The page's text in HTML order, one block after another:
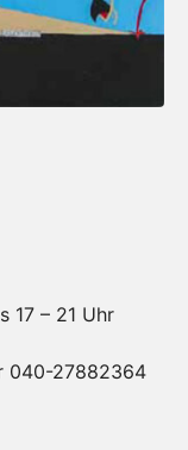
17 – 21 Uhr
040-27882364